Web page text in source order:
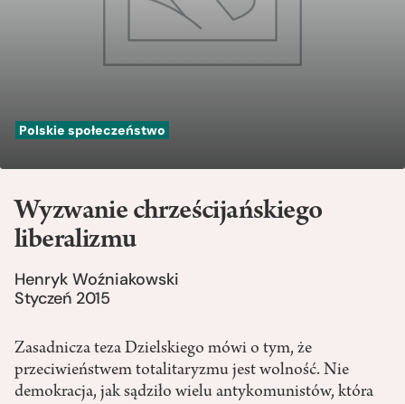
Polskie społeczeństwo
Wyzwanie chrześcijańskiego
liberalizmu
Henryk Woźniakowski
Styczeń 2015
Zasadnicza teza Dzielskiego mówi o tym, że
przeciwieństwem totalitaryzmu jest wolność. Nie
demokracja, jak sądziło wielu antykomunistów, która